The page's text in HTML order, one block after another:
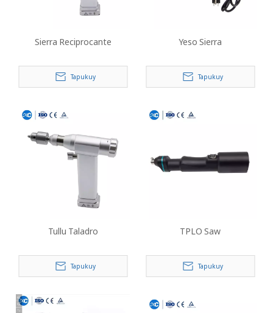
Sierra Reciprocante
Tapukuy
Yeso Sierra
Tapukuy
Tullu Taladro
Tapukuy
TPLO Saw
Tapukuy